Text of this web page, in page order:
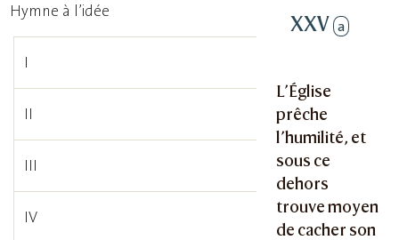
XXV a
L’Église
prêche
l’humilité, et
sous ce
dehors
trouve moyen
de cacher son
Hymne à l’idée
I
II
III
IV